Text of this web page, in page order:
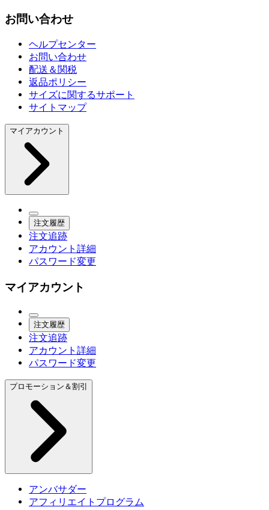
お問い合わせ
ヘルプセンター
お問い合わせ
配送＆関税
返品ポリシー
サイズに関するサポート
サイトマップ
マイアカウント
注文履歴
注文追跡
アカウント詳細
パスワード変更
マイアカウント
注文履歴
注文追跡
アカウント詳細
パスワード変更
プロモーション＆割引
アンバサダー
アフィリエイトプログラム